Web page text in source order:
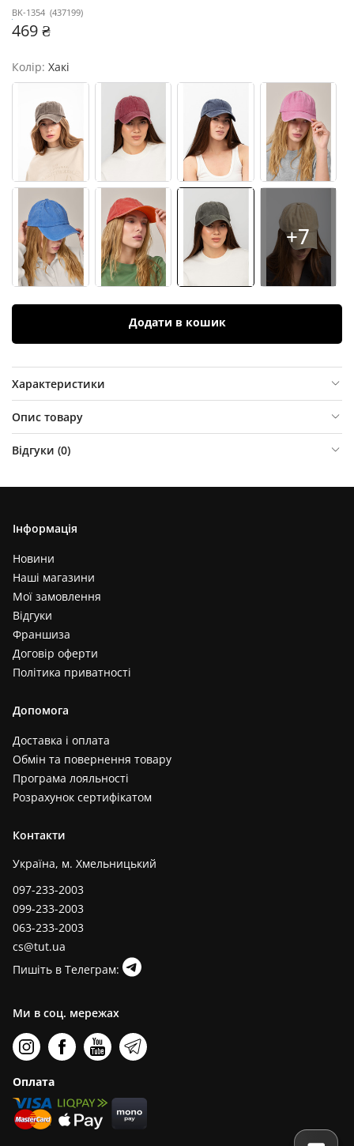
BK-1354 (437199)
469 ₴
Колір: Хакі
+7
Додати в кошик
Характеристики
Опис товару
Відгуки (0)
Інформація
Новини
Наші магазини
Мої замовлення
Відгуки
Франшиза
Договір оферти
Політика приватності
Допомога
Доставка і оплата
Обмін та повернення товару
Програма лояльності
Розрахунок сертифікатом
Контакти
Україна, м. Хмельницький
097-233-2003
099-233-2003
063-233-2003
cs@tut.ua
Пишіть в Телеграм:
Ми в соц. мережах
Оплата